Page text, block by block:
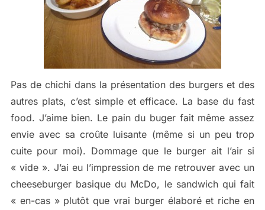
Pas de chichi dans la présentation des burgers et des
autres plats, c’est simple et efficace. La base du fast
food. J’aime bien. Le pain du buger fait même assez
envie avec sa croûte luisante (même si un peu trop
cuite pour moi). Dommage que le burger ait l’air si
« vide ». J’ai eu l’impression de me retrouver avec un
cheeseburger basique du McDo, le sandwich qui fait
« en-cas » plutôt que vrai burger élaboré et riche en